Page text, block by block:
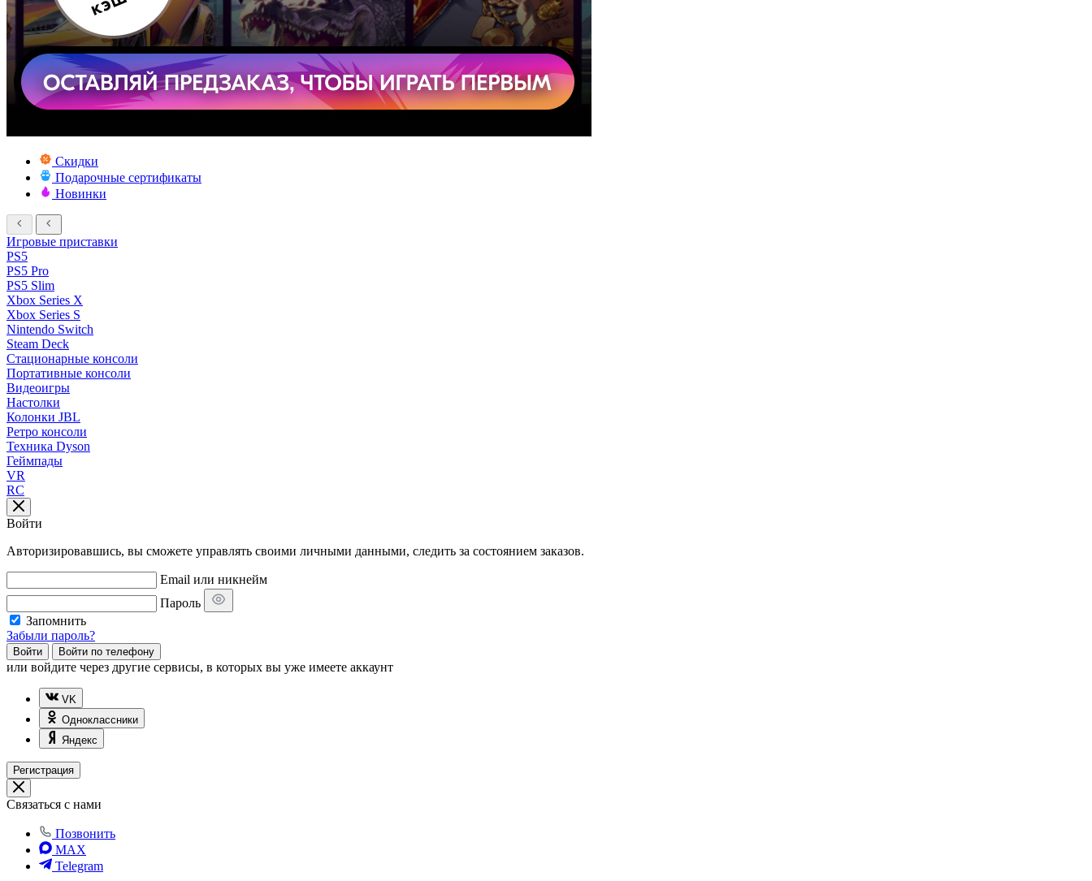
Скидки
Подарочные сертификаты
Новинки
Игровые приставки
PS5
PS5 Pro
PS5 Slim
Xbox Series X
Xbox Series S
Nintendo Switch
Steam Deck
Стационарные консоли
Портативные консоли
Видеоигры
Настолки
Колонки JBL
Ретро консоли
Техника Dyson
Геймпады
VR
RC
Войти
Авторизировавшись, вы сможете управлять своими личными данными, следить за состоянием заказов.
Email или никнейм
Пароль
Запомнить
Забыли пароль?
Войти Войти по телефону
или войдите через другие сервисы, в которых вы уже имеете аккаунт
VK
Одноклассники
Яндекс
Регистрация
Связаться с нами
Позвонить
MAX
Telegram